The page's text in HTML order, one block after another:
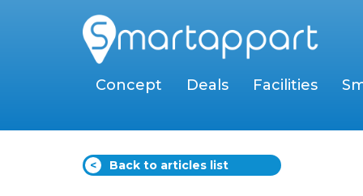
Concept Deals Facilities
< Back to articles list